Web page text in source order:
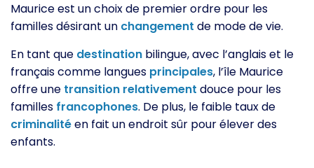
Maurice est un choix de premier ordre pour les
familles désirant un changement de mode de vie.
En tant que destination bilingue, avec l’anglais et le
français comme langues principales, l’île Maurice
offre une transition relativement douce pour les
familles francophones. De plus, le faible taux de
criminalitéen fait un endroit sûr pour élever des
enfants.